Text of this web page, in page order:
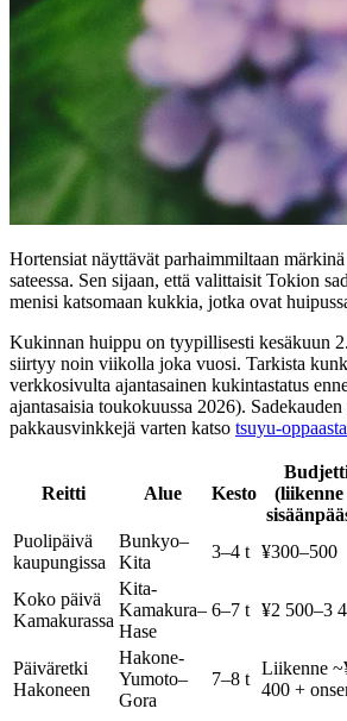
Hortensiat näyttävät parhaimmiltaan
sateessa. Sen sijaan, että valittaisit Tokion
menisi katsomaan kukkia, jotka ovat
Kukinnan huippu on tyypillisesti kesäkuun
siirtyy noin viikolla joka vuosi. Tarkista
verkkosivulta ajantasainen kukintastatus
ajantasaisia toukokuussa 2026). Sadekauden
pakkausvinkkejä varten katso tsuyu-
Reitti Alue Kesto
(liikenne
Puolipäivä
kaupungissa
Bunkyo–
Kita
3–4 t ¥300–500
Koko päivä
Kamakurassa
Kita-
Kamakura–
Hase
6–7 t ¥2 500–3
Päiväretki
Hakoneen
Hakone-
Yumoto–
Gora
7–8 t
Liikenne
400 +